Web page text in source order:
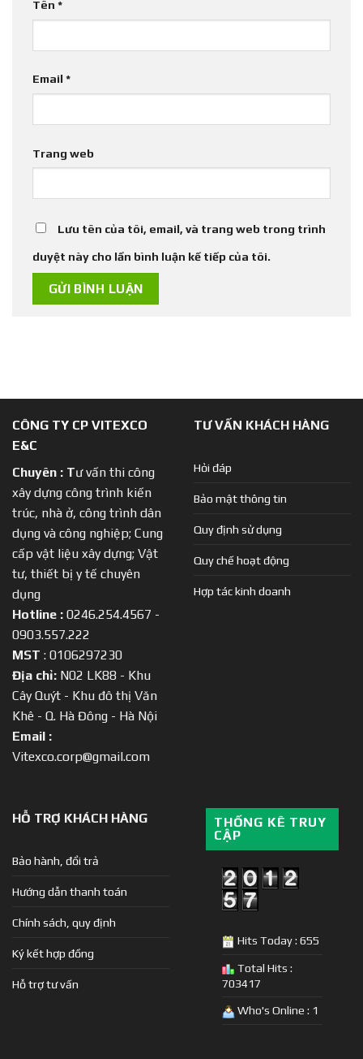
Tên *
Email *
Trang web
Lưu tên của tôi, email, và trang web trong trình
duyệt này cho lần bình luận kế tiếp của tôi.
CÔNG TY CP VITEXCO
E&C
Chuyên : Tư vấn thi công
xây dựng công trình kiến
trúc, nhà ở, công trình dân
dụng và công nghiệp; Cung
cấp vật liệu xây dựng; Vật
tư, thiết bị y tế chuyên
dụng
Hotline : 0246.254.4567 -
0903.557.222
MST : 0106297230
Địa chỉ: N02 LK88 - Khu
Cây Quýt - Khu đô thị Văn
Khê - Q. Hà Đông - Hà Nội
Email :
Vitexco.corp@gmail.com
TƯ VẤN KHÁCH HÀNG
Hỏi đáp
Bảo mật thông tin
Quy định sử dụng
Quy chế hoạt động
Hợp tác kinh doanh
HỖ TRỢ KHÁCH HÀNG
Bảo hành, đổi trả
Hướng dẫn thanh toán
Chính sách, quy định
Ký kết hợp đồng
Hỗ trợ tư vấn
THỐNG KÊ TRUY
CẬP
Hits Today : 655
Total Hits :
703417
Who's Online : 1